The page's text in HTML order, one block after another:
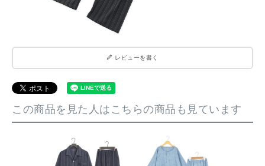
レビューを書く
この商品を見た人はこちらの商品も見ています